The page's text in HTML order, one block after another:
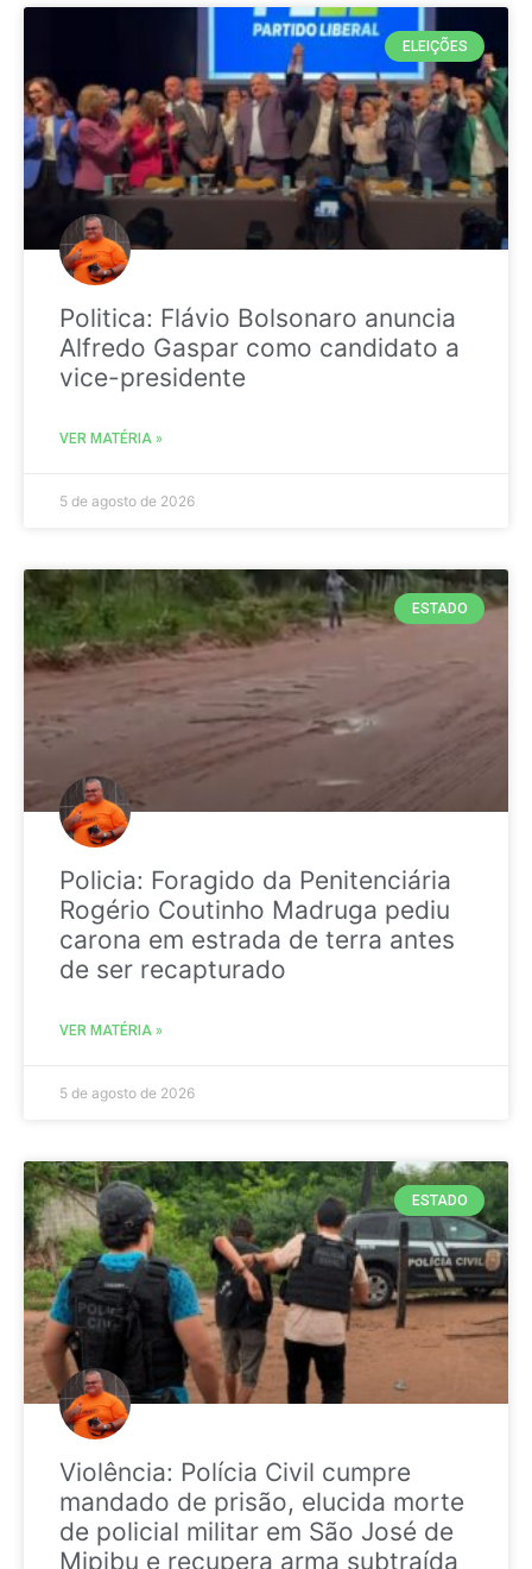
ELEIÇÕES
Politica: Flávio Bolsonaro anuncia
Alfredo Gaspar como candidato a
vice-presidente
VER MATÉRIA »
5 de agosto de 2026
ESTADO
Policia: Foragido da Penitenciária
Rogério Coutinho Madruga pediu
carona em estrada de terra antes
de ser recapturado
VER MATÉRIA »
5 de agosto de 2026
ESTADO
Violência: Polícia Civil cumpre
mandado de prisão, elucida morte
de policial militar em São José de
Mipibu e recupera arma subtraída